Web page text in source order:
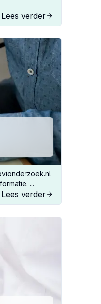
Lees verder
...
Lees verder